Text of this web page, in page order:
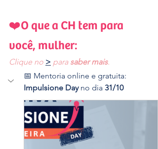
❤️O que a CH tem para
você, mulher:
Clique no > para saber mais.
📅 Mentoria online e gratuita:
Impulsione Day no dia 31/10